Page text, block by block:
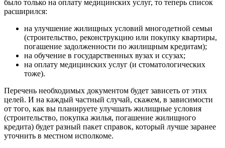
было только на оплату медицинских услуг, то теперь список
расширился:
на улучшение жилищных условий многодетной семьи
(строительство, реконструкцию или покупку квартиры,
погашение задолженности по жилищным кредитам);
на обучение в государственных вузах и ссузах;
на оплату медицинских услуг (и стоматологических
тоже).
Перечень необходимых документом будет зависеть от этих
целей. И на каждый частный случай, скажем, в зависимости
от того, как вы планируете улучшать жилищные условия
(строительство, покупка жилья, погашение жилищного
кредита) будет разный пакет справок, который лучше заранее
уточнить в местном исполкоме.